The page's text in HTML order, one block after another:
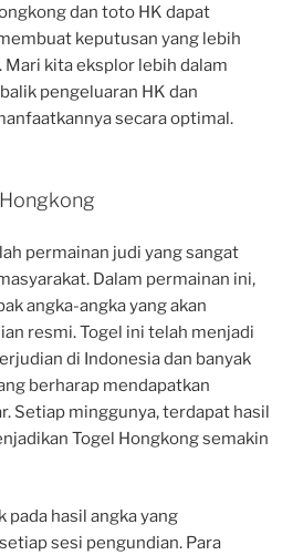
dan toto HK dapat
keputusan yang lebih
Mari kita eksplor lebih dalam
pengeluaran HK dan
secara optimal.
permainan judi yang sangat
Dalam permainan ini,
angka-angka yang akan
resmi. Togel ini telah menjadi
di Indonesia dan banyak
berharap mendapatkan
Setiap minggunya, terdapat hasil
Togel Hongkong semakin
pada hasil angka yang
sesi pengundian. Para